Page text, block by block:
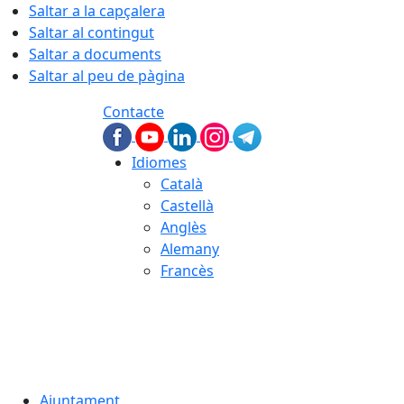
Saltar a la capçalera
Saltar al contingut
Saltar a documents
Saltar al peu de pàgina
Contacte
Idiomes
Català
Castellà
Anglès
Alemany
Francès